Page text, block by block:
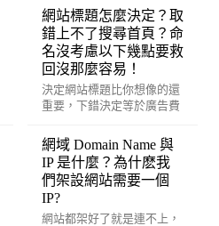
考量的功能。
網站標題怎麼決定？取
錯上不了搜尋首頁？命
名沒考慮以下幾點要救
回沒那麼容易！
決定網站標題比你想像的還
重要，下錯決定等於廣告費
較快！？
網域 Domain Name 與
IP 是什麼？為什麽我
們架設網站需要一個
IP?
網站都架好了就是連不上，